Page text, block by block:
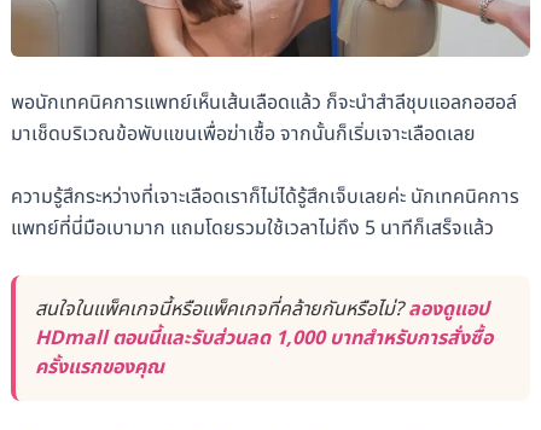
พอนักเทคนิคการแพทย์เห็นเส้นเลือดแล้ว ก็จะนำสำลีชุบแอลกอฮอล์
มาเช็ดบริเวณข้อพับแขนเพื่อฆ่าเชื้อ จากนั้นก็เริ่มเจาะเลือดเลย
ความรู้สึกระหว่างที่เจาะเลือดเราก็ไม่ได้รู้สึกเจ็บเลยค่ะ นักเทคนิคการ
แพทย์ที่นี่มือเบามาก แถมโดยรวมใช้เวลาไม่ถึง 5 นาทีก็เสร็จแล้ว
สนใจในแพ็คเกจนี้หรือแพ็คเกจที่คล้ายกันหรือไม่?ลองดูแอป
HDmall ตอนนี้และรับส่วนลด 1,000 บาทสำหรับการสั่งซื้อ
ครั้งแรกของคุณ